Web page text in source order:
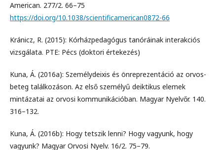
American. 277/2. 66–75
https://doi.org/10.1038/scientificamerican0872-66
Kránicz, R. (2015): Kórházpedagógus tanóráinak interakciós
vizsgálata. PTE: Pécs (doktori értekezés)
Kuna, Á. (2016a): Személydeixis és önreprezentáció az orvos-
beteg találkozáson. Az első személyű deiktikus elemek
mintázatai az orvosi kommunikációban. Magyar Nyelvőr. 140.
316–132.
Kuna, Á. (2016b): Hogy tetszik lenni? Hogy vagyunk, hogy
vagyunk? Magyar Orvosi Nyelv. 16/2. 75–79.